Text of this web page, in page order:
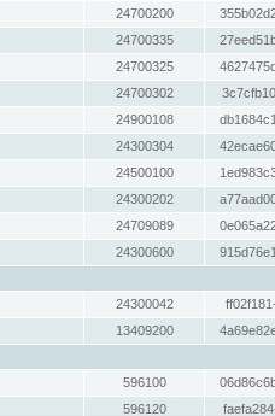
24700200
24700335
24700325
24700302
24900108
24300304
24500100
24300202
24709089
24300600
24300042
13409200
596100
596120